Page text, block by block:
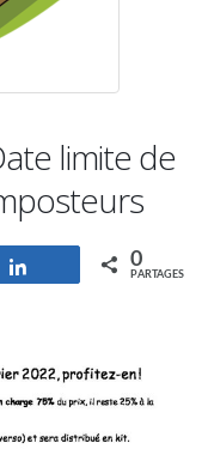
limite de
Partagez 0
PARTAGES